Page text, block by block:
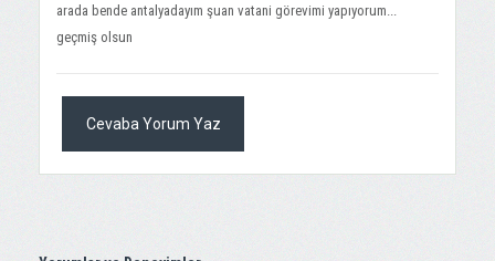
arada bende antalyadayım şuan vatani görevimi yapıyorum...
geçmiş olsun
Cevaba Yorum Yaz